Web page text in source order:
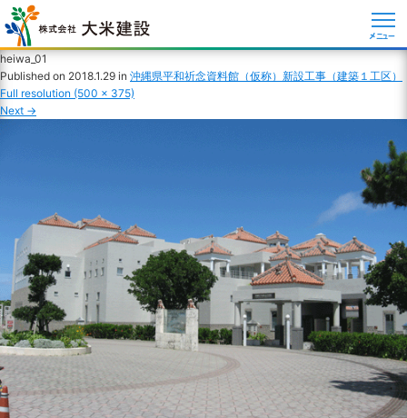
メニュー
heiwa_01
Published on 2018.1.29 in 沖縄県平和祈念資料館（仮称）新設工事（建築１工区）
Full resolution (500 × 375)
Next →